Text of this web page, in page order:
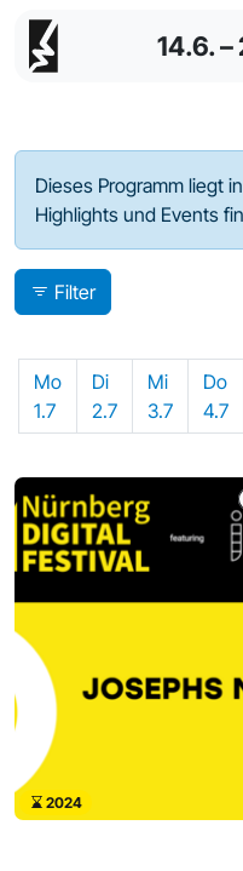
14.6.
Programm -
Dieses Programm liegt
Highlights und Events
Filter
Mo
1.7
Di
2.7
Mi
3.7
Do
4.7
2024